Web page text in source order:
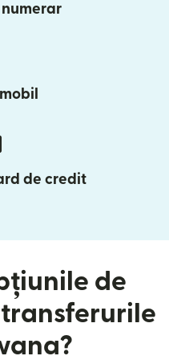
numerar
de credit
de